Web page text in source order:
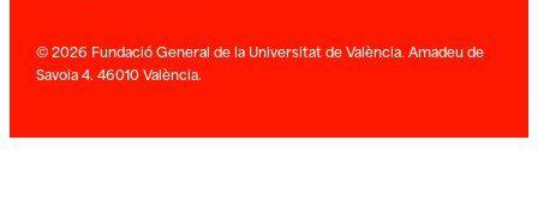
© 2026 Fundació General de la Universitat de València. Amadeu de
Savoia 4. 46010 València.